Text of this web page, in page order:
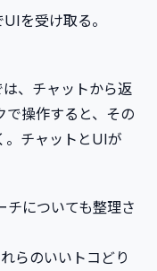
を受け取る。
、チャットから返
で操作すると、その
。チャットとUIが
チについても整理さ
らのいいトコどり